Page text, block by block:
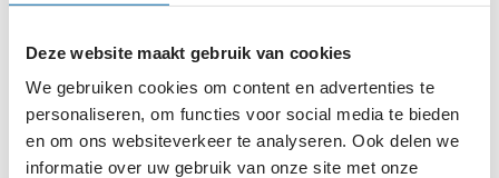
Deze website maakt gebruik van cookies
We gebruiken cookies om content en advertenties te
personaliseren, om functies voor social media te bieden
en om ons websiteverkeer te analyseren. Ook delen we
informatie over uw gebruik van onze site met onze
Accepteeronze cookiesom deze inhoud te kunnen
bekijken.